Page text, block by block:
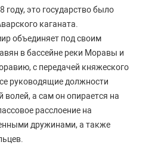
году, это государство было
каганата.
объединяет под своим
в бассейне реки Моравы и
с передачей княжеского
руководящие должности
а сам он опирается на
расслоение на
дружинами, а также